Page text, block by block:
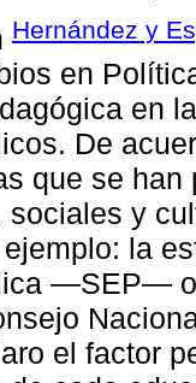
Hernández y
en
en
De
que se
sociales y
la
—SEP—
el factor